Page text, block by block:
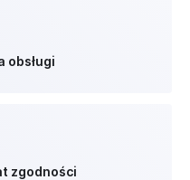
obsługi
zgodności